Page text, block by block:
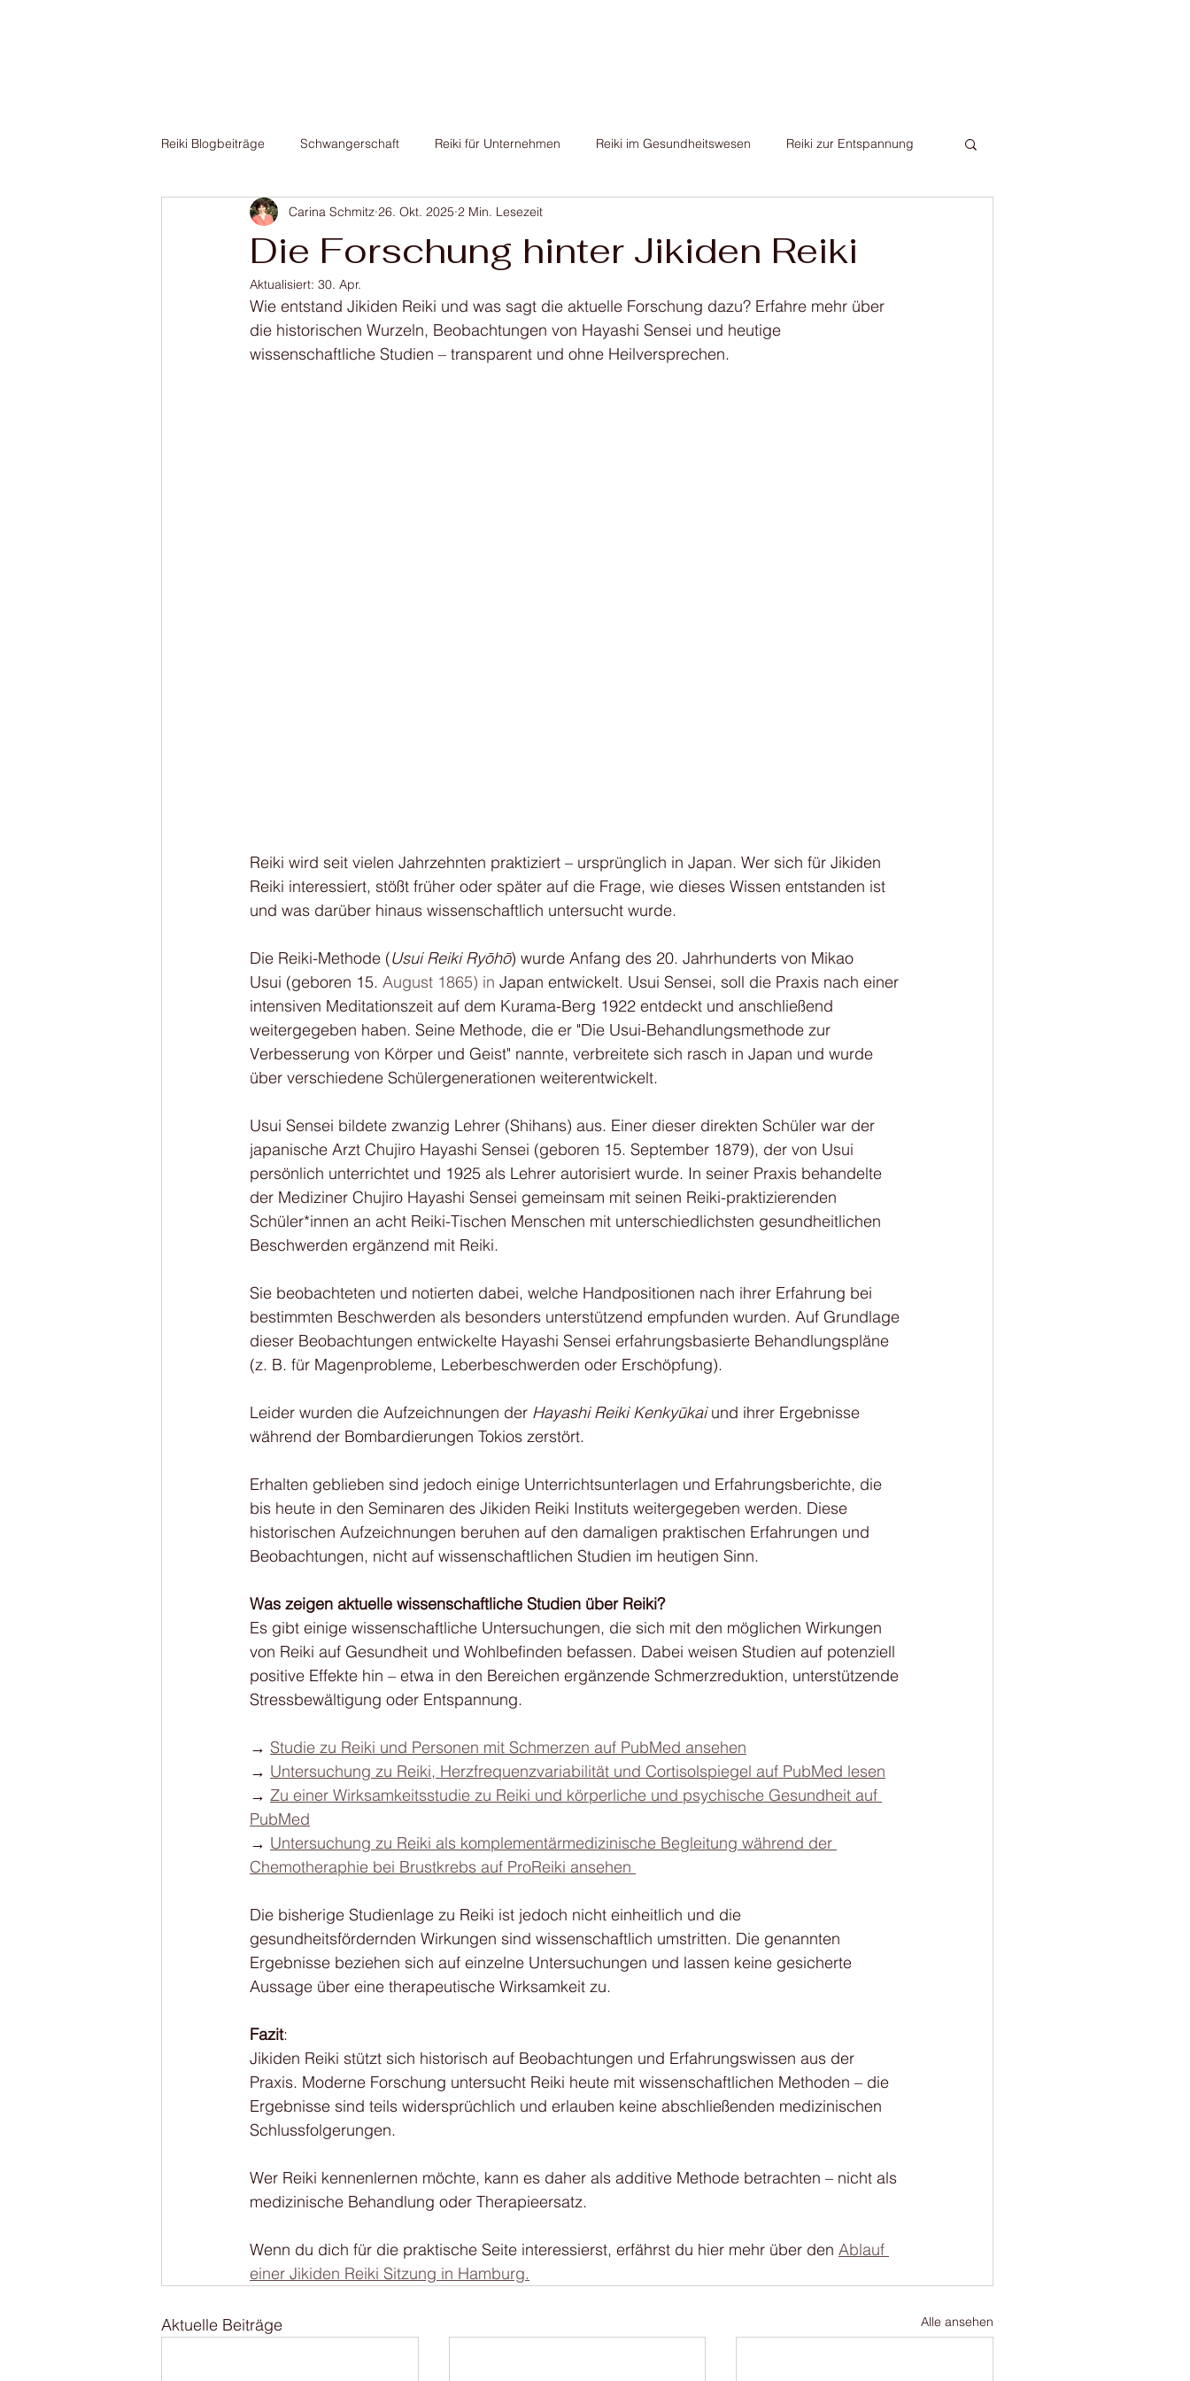
Reiki Blogbeiträge Schwangerschaft Reiki für Unternehmen Reiki im Gesundheitswesen Reiki zur Entspannung
Die Forschung hinter Jikiden Reiki
Carina Schmitz 26. Okt. 2025 2 Min. Lesezeit
Aktualisiert: 30. Apr.
Wie entstand Jikiden Reiki und was sagt die aktuelle Forschung dazu? Erfahre mehr über
die historischen Wurzeln, Beobachtungen von Hayashi Sensei und heutige
wissenschaftliche Studien – transparent und ohne Heilversprechen.
Reiki wird seit vielen Jahrzehnten praktiziert – ursprünglich in Japan. Wer sich für Jikiden
Reiki interessiert, stößt früher oder später auf die Frage, wie dieses Wissen entstanden ist
und was darüber hinaus wissenschaftlich untersucht wurde.
Die Reiki-Methode (Usui Reiki Ryōhō) wurde Anfang des 20. Jahrhunderts von Mikao
Usui (geboren 15. August 1865) in Japan entwickelt. Usui Sensei, soll die Praxis nach einer
intensiven Meditationszeit auf dem Kurama-Berg 1922 entdeckt und anschließend
weitergegeben haben. Seine Methode, die er "Die Usui-Behandlungsmethode zur
Verbesserung von Körper und Geist" nannte, verbreitete sich rasch in Japan und wurde
über verschiedene Schülergenerationen weiterentwickelt.
Usui Sensei bildete zwanzig Lehrer (Shihans) aus. Einer dieser direkten Schüler war der
japanische Arzt Chujiro Hayashi Sensei (geboren 15. September 1879), der von Usui
persönlich unterrichtet und 1925 als Lehrer autorisiert wurde. In seiner Praxis behandelte
der Mediziner Chujiro Hayashi Sensei gemeinsam mit seinen Reiki-praktizierenden
Schüler*innen an acht Reiki-Tischen Menschen mit unterschiedlichsten gesundheitlichen
Beschwerden ergänzend mit Reiki.
Sie beobachteten und notierten dabei, welche Handpositionen nach ihrer Erfahrung bei
bestimmten Beschwerden als besonders unterstützend empfunden wurden. Auf Grundlage
dieser Beobachtungen entwickelte Hayashi Sensei erfahrungsbasierte Behandlungspläne
(z. B. für Magenprobleme, Leberbeschwerden oder Erschöpfung).
Leider wurden die Aufzeichnungen der Hayashi Reiki Kenkyūkai und ihrer Ergebnisse
während der Bombardierungen Tokios zerstört.
Erhalten geblieben sind jedoch einige Unterrichtsunterlagen und Erfahrungsberichte, die
bis heute in den Seminaren des Jikiden Reiki Instituts weitergegeben werden. Diese
historischen Aufzeichnungen beruhen auf den damaligen praktischen Erfahrungen und
Beobachtungen, nicht auf wissenschaftlichen Studien im heutigen Sinn.
Was zeigen aktuelle wissenschaftliche Studien über Reiki?
Es gibt einige wissenschaftliche Untersuchungen, die sich mit den möglichen Wirkungen
von Reiki auf Gesundheit und Wohlbefinden befassen. Dabei weisen Studien auf potenziell
positive Effekte hin – etwa in den Bereichen ergänzende Schmerzreduktion, unterstützende
Stressbewältigung oder Entspannung.
→ Studie zu Reiki und Personen mit Schmerzen auf PubMed ansehen
→ Untersuchung zu Reiki, Herzfrequenzvariabilität und Cortisolspiegel auf PubMed lesen
→ Zu einer Wirksamkeitsstudie zu Reiki und körperliche und psychische Gesundheit auf
PubMed
→ Untersuchung zu Reiki als komplementärmedizinische Begleitung während der
Chemotheraphie bei Brustkrebs auf ProReiki ansehen
Die bisherige Studienlage zu Reiki ist jedoch nicht einheitlich und die
gesundheitsfördernden Wirkungen sind wissenschaftlich umstritten. Die genannten
Ergebnisse beziehen sich auf einzelne Untersuchungen und lassen keine gesicherte
Aussage über eine therapeutische Wirksamkeit zu.
Fazit:
Jikiden Reiki stützt sich historisch auf Beobachtungen und Erfahrungswissen aus der
Praxis. Moderne Forschung untersucht Reiki heute mit wissenschaftlichen Methoden – die
Ergebnisse sind teils widersprüchlich und erlauben keine abschließenden medizinischen
Schlussfolgerungen.
Wer Reiki kennenlernen möchte, kann es daher als additive Methode betrachten – nicht als
medizinische Behandlung oder Therapieersatz.
Wenn du dich für die praktische Seite interessierst, erfährst du hier mehr über den Ablauf
einer Jikiden Reiki Sitzung in Hamburg.
Aktuelle Beiträge Alle ansehen